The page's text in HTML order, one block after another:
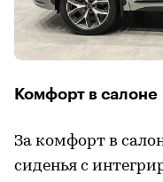
Комфорт в салоне
За комфорт в
сиденья с